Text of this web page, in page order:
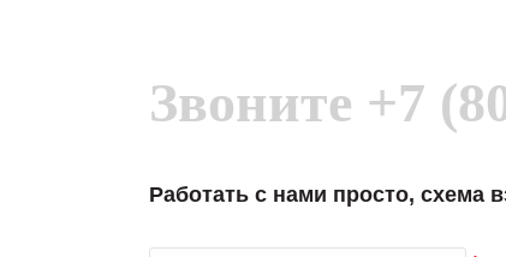
Звоните +7
Работать с нами просто, схема